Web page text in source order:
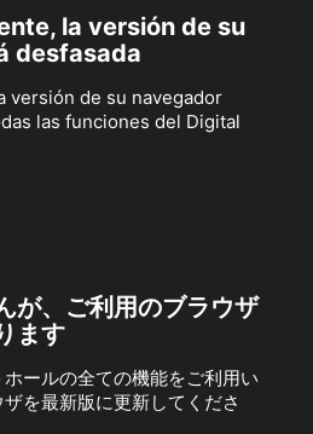
la versión de su
desfasada
versión de su navegador
las funciones del Digital
が、ご利用のブラウザ
ます
ールの全ての機能をご利用い
を最新版に更新してくださ